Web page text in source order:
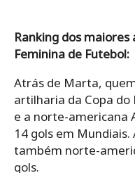
Ranking dos
Feminina de Futebol:
Atrás de Marta,
artilharia da Copa do
e a norte-americana
14 gols em
também norte-
gols.